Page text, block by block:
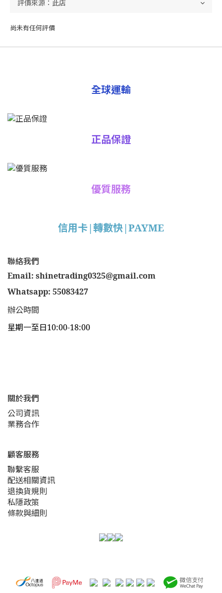
尚未有任何評價
全球運輸
正品保證
優質服務
信用卡|轉數快|PAYME
聯絡我們
Email: shinetrading0325@gmail.com
Whatsapp: 55083427
辦公時間
星期一至日10:00-18:00
關於我們
公司資訊
業務合作
顧客服務
聯繫客服
配送相關資訊
退換貨規則
私隱政策
條款與細則